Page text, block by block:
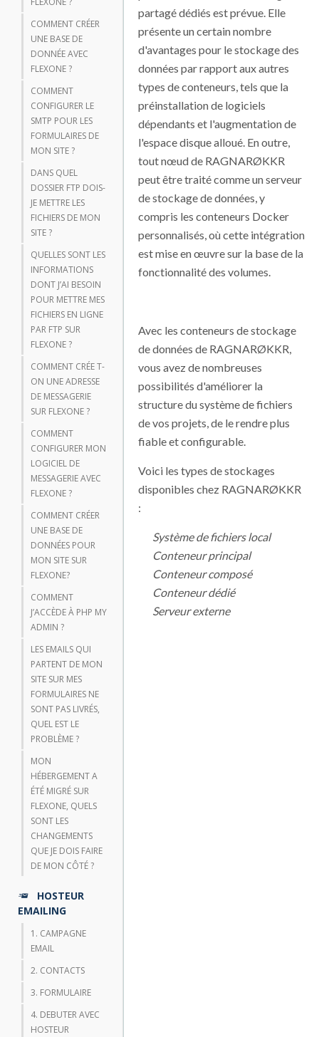
COMMENT CRÉER
UNE BASE DE
DONNÉE AVEC
FLEXONE ?
COMMENT
CONFIGURER LE
SMTP POUR LES
FORMULAIRES DE
MON SITE ?
DANS QUEL
DOSSIER FTP DOIS-
JE METTRE LES
FICHIERS DE MON
SITE ?
QUELLES SONT LES
INFORMATIONS
DONT J’AI BESOIN
POUR METTRE MES
FICHIERS EN LIGNE
PAR FTP SUR
FLEXONE ?
COMMENT CRÉE T-
ON UNE ADRESSE
DE MESSAGERIE
SUR FLEXONE ?
COMMENT
CONFIGURER MON
LOGICIEL DE
MESSAGERIE AVEC
FLEXONE ?
COMMENT CRÉER
UNE BASE DE
DONNÉES POUR
MON SITE SUR
FLEXONE?
COMMENT
J’ACCÈDE À PHP MY
ADMIN ?
LES EMAILS QUI
PARTENT DE MON
SITE SUR MES
FORMULAIRES NE
SONT PAS LIVRÉS,
QUEL EST LE
PROBLÈME ?
MON
HÉBERGEMENT A
ÉTÉ MIGRÉ SUR
FLEXONE, QUELS
SONT LES
CHANGEMENTS
QUE JE DOIS FAIRE
DE MON CÔTÉ ?
HOSTEUR
EMAILING
1. CAMPAGNE
EMAIL
2. CONTACTS
3. FORMULAIRE
4. DEBUTER AVEC
HOSTEUR
partagé dédiés est prévue. Elle
présente un certain nombre
d'avantages pour le stockage des
données par rapport aux autres
types de conteneurs, tels que la
préinstallation de logiciels
dépendants et l'augmentation de
l'espace disque alloué. En outre,
tout nœud de RAGNARØKKR
peut être traité comme un serveur
de stockage de données, y
compris les conteneurs Docker
personnalisés, où cette intégration
est mise en œuvre sur la base de la
fonctionnalité des volumes.
Avec les conteneurs de stockage
de données de RAGNARØKKR,
vous avez de nombreuses
possibilités d'améliorer la
structure du système de fichiers
de vos projets, de le rendre plus
fiable et configurable.
Voici les types de stockages
disponibles chez RAGNARØKKR
:
Système de fichiers local
Conteneur principal
Conteneur composé
Conteneur dédié
Serveur externe